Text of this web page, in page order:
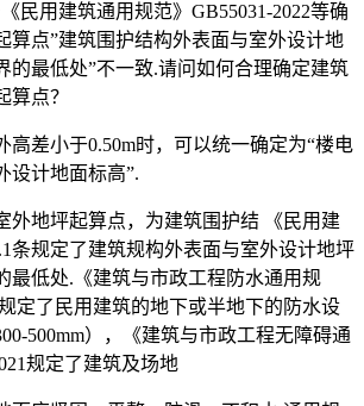
民用建筑通用规范》GB55031-2022等确
算点”建筑围护结构外表面与室外设计地
的最低处”不一致.请问如何合理确定建筑
算点？
高差小于0.50m时，可以统一确定为“楼电
设计地面标高”.
外地坪起算点，为建筑围护结 《民用建
条规定了建筑规构外表面与室外设计地坪
最低处.《建筑与市政工程防水通用规
定了民用建筑的地下或半地下的防水设
500mm），《建筑与市政工程无障碍通
规定了建筑及场地